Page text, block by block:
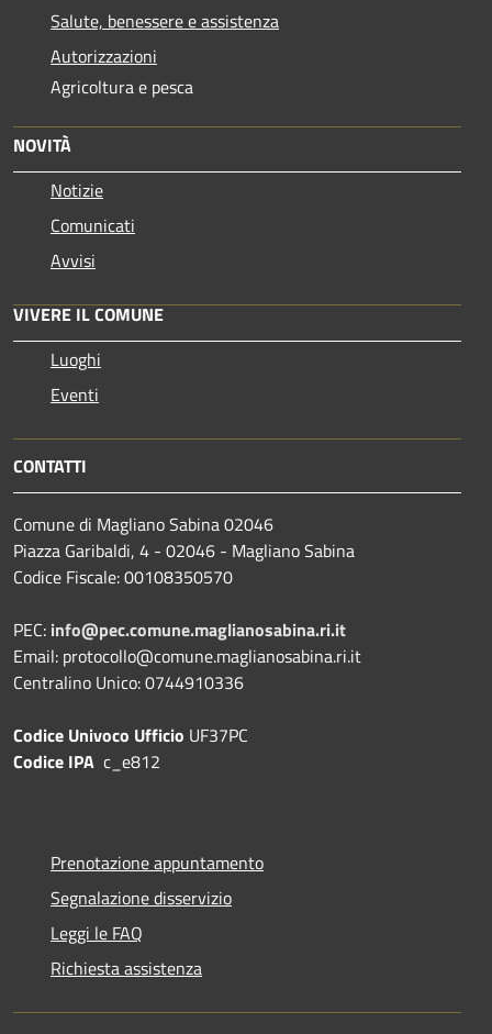
Salute, benessere e assistenza
Autorizzazioni
Agricoltura e pesca
NOVITÀ
Notizie
Comunicati
Avvisi
VIVERE IL COMUNE
Luoghi
Eventi
CONTATTI
Comune di Magliano Sabina 02046
Piazza Garibaldi, 4 - 02046 - Magliano Sabina
Codice Fiscale: 00108350570
PEC: info@pec.comune.maglianosabina.ri.it
Email: protocollo@comune.maglianosabina.ri.it
Centralino Unico: 0744910336
Codice Univoco Ufficio UF37PC
Codice IPA c_e812
Prenotazione appuntamento
Segnalazione disservizio
Leggi le FAQ
Richiesta assistenza